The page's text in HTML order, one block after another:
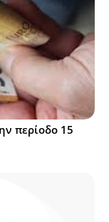
περίοδο 15